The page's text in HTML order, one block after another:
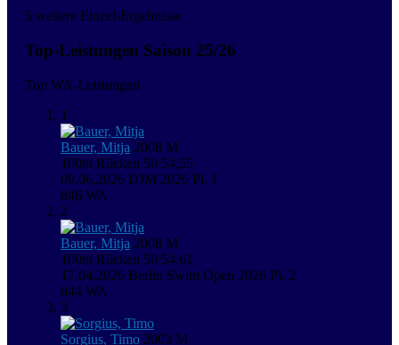
5 weitere Einzel-Ergebnisse
Top-Leistungen Saison 25/26
Top WA-Leistungen
1
Bauer, Mitja 2008 M
100m Rücken 50 54,55
09.06.2026 DJM 2026 Pl. 1
846 WA
2
Bauer, Mitja 2008 M
100m Rücken 50 54,61
17.04.2026 Berlin Swim Open 2026 Pl. 2
844 WA
3
Sorgius, Timo 2003 M